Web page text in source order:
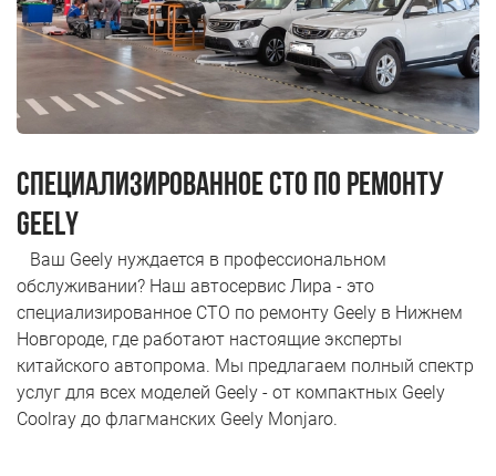
УСЛУГИ АВТОСЕРВИСА
ЦЕНТР ЗАМЕНЫ МАСЛА
Пн-Пт 9.00 - 19.00; Сб, Вс - Выходной
+7 (831) 214-00-50
+7 (967) 711-50-50
СПЕЦИАЛИЗИРОВАННОЕ СТО ПО РЕМОНТУ
GEELY
Ваш Geely нуждается в профессиональном
обслуживании? Наш автосервис Лира - это
специализированное СТО по ремонту Geely в Нижнем
Новгороде, где работают настоящие эксперты
китайского автопрома. Мы предлагаем полный спектр
услуг для всех моделей Geely - от компактных Geely
Coolray до флагманских Geely Monjaro.